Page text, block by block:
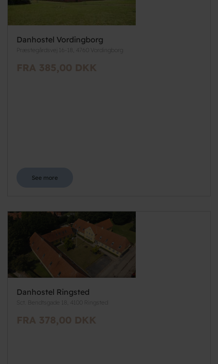
Danhostel Vordingborg
Præstegårdsvej 16-18, 4760 Vordingborg
FRA 385,00 DKK
See more
Danhostel Ringsted
Sct. Bendtsgade 18, 4100 Ringsted
FRA 378,00 DKK